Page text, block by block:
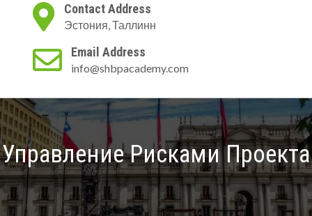
Contact Address
Эстония, Таллинн
Email Address
info@shbpacademy.com
Управление Рисками Проекта